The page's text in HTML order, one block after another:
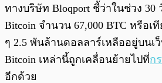
ทางบริษัท Bloqport ชี้ว่าในช่วง
Bitcoin จำนวน 67,000 BTC หรือเ
ๆ 2.5 พันล้านดอลลาร์เหลืออยู่บนเ
Bitcoin เหล่านี้ถูกเคลื่อนย้ายไปที่ก
อีกด้วย